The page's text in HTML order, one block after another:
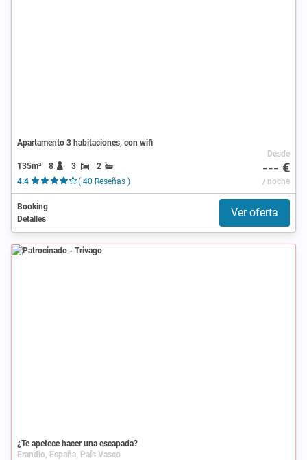
Apartamento 3 habitaciones, con wifi
135m² 8 3
2
4.4
( 40 Reseñas )
Desde
--- €
/ noche
Booking
Detalles
Ver oferta
Patrocinado
¿Te apetece hacer una escapada?
Erandio, España, País Vasco